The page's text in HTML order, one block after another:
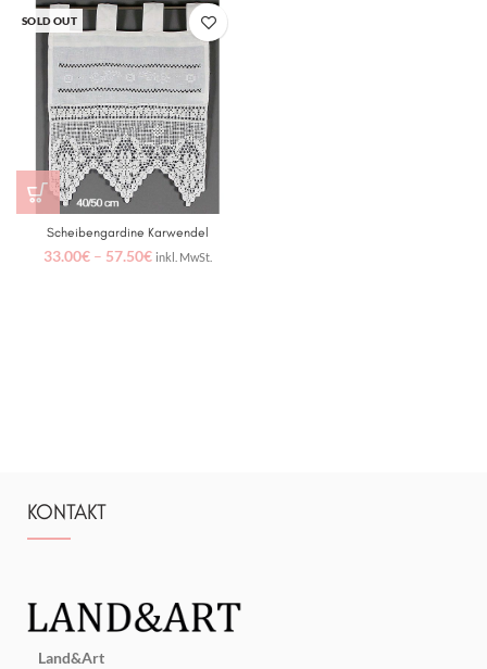
SOLD OUT
Scheibengardine Karwendel
33.00€– 57.50€ inkl. MwSt.
KONTAKT
Land&Art